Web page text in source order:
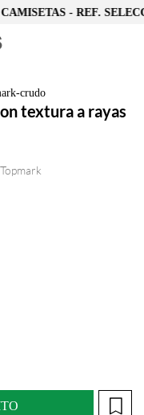
- REF.
textura a rayas
Topmark